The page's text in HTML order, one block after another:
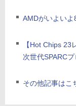
AMDがいよい
【Hot Chips 23
次世代SPARC
その他記事はこ